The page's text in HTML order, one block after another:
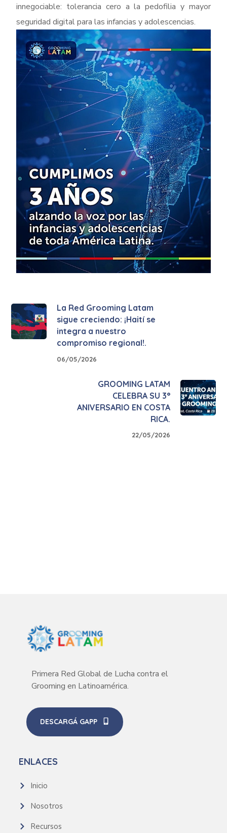
innegociable: tolerancia cero a la pedofilia y mayor
seguridad digital para las infancias y adolescencias.
La Red Grooming Latam
sigue creciendo: ¡Haití se
integra a nuestro
compromiso regional!.
06/05/2026
GROOMING LATAM
CELEBRA SU 3°
ANIVERSARIO EN COSTA
RICA.
22/05/2026
Primera Red Global de Lucha contra el
Grooming en Latinoamérica.
DESCARGÁ GAPP
ENLACES
Inicio
Nosotros
Recursos